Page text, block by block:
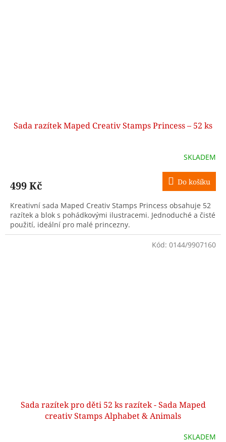
Sada razítek Maped Creativ Stamps Princess – 52 ks
SKLADEM
499 Kč Do košíku
Kreativní sada Maped Creativ Stamps Princess obsahuje 52
razítek a blok s pohádkovými ilustracemi. Jednoduché a čisté
použití, ideální pro malé princezny.
Sada razítek pro děti 52 ks razítek - Sada Maped
creativ Stamps Alphabet & Animals
SKLADEM
Kód: 0144/9907160